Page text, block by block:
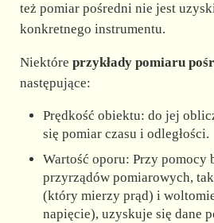
też pomiar pośredni nie jest
konkretnego instrumentu.
Niektóre przykłady pomiaru
następujące:
Prędkość obiektu: do jej
się pomiar czasu i odległości.
Wartość oporu: Przy pomocy
przyrządów pomiarowych,
(który mierzy prąd) i
napięcie), uzyskuje się dane